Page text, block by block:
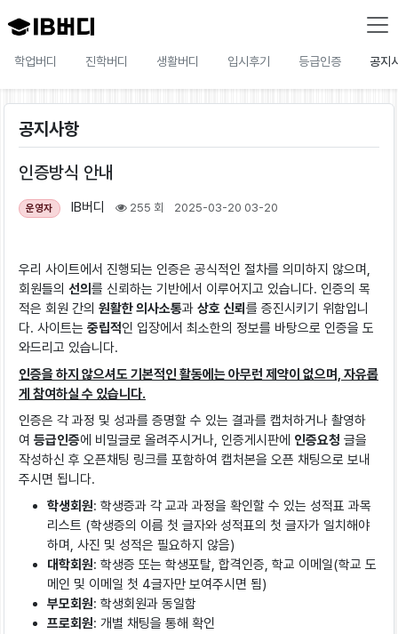
학업버디 진학버디 생활버디 입시후기 등급인증 공지
공지사항
인증방식 안내
운영자 IB버디 255 회 2025-03-20 03-20
우리 사이트에서 진행되는 인증은 공식적인 절차를 의미하지 않으며,
회원들의 선의 를 신뢰하는 기반에서 이루어지고 있습니다. 인증의 목
적은 회원 간의 원활한 의사소통과 상호 신뢰 를 증진시키기 위함입니
다. 사이트는 중립적인 입장에서 최소한의 정보를 바탕으로 인증을 도
와드리고 있습니다.
인증을 하지 않으셔도 기본적인 활동에는 아무런 제약이 없으며, 자유롭
게 참여하실 수 있습니다.
인증은 각 과정 및 성과를 증명할 수 있는 결과를 캡처하거나 촬영하
여 등급인증에 비밀글로 올려주시거나, 인증게시판에 인증요청 글을
작성하신 후 오픈채팅 링크를 포함하여 캡처본을 오픈 채팅으로 보내
주시면 됩니다.
학생회원: 학생증과 각 교과 과정을 확인할 수 있는 성적표 과목
리스트 (학생증의 이름 첫 글자와 성적표의 첫 글자가 일치해야
하며, 사진 및 성적은 필요하지 않음)
대학회원: 학생증 또는 학생포탈, 합격인증, 학교 이메일(학교 도
메인 및 이메일 첫 4글자만 보여주시면 됨)
부모회원: 학생회원과 동일함
프로회원: 개별 채팅을 통해 확인